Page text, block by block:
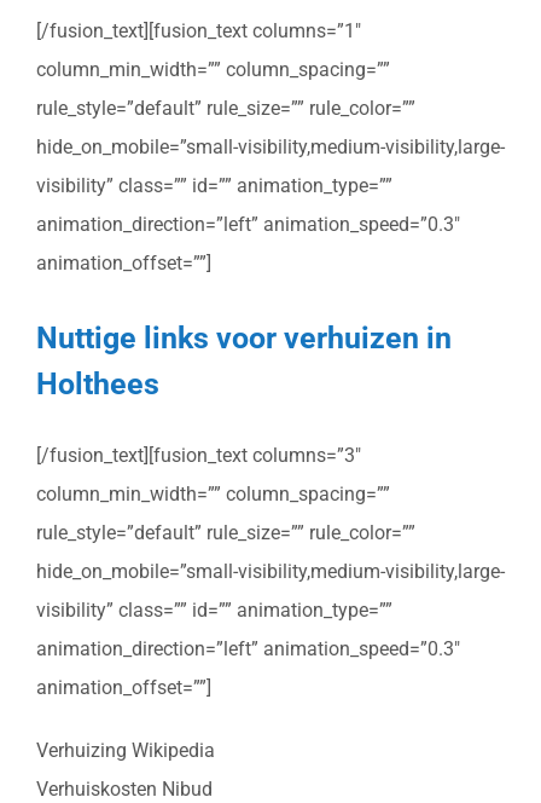
[/fusion_text][fusion_text columns=”1″
column_min_width=”” column_spacing=””
rule_style=”default” rule_size=”” rule_color=””
hide_on_mobile=”small-visibility,medium-visibility,large-
visibility” class=”” id=”” animation_type=””
animation_direction=”left” animation_speed=”0.3″
animation_offset=””]
Nuttige links voor verhuizen in
Holthees
[/fusion_text][fusion_text columns=”3″
column_min_width=”” column_spacing=””
rule_style=”default” rule_size=”” rule_color=””
hide_on_mobile=”small-visibility,medium-visibility,large-
visibility” class=”” id=”” animation_type=””
animation_direction=”left” animation_speed=”0.3″
animation_offset=””]
Verhuizing Wikipedia
Verhuiskosten Nibud